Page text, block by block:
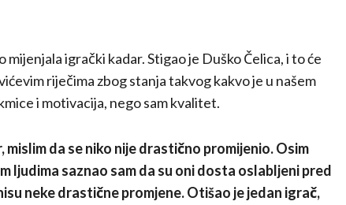
igrački kadar. Stigao je Duško Čelica, i to će
riječima zbog stanja takvog kakvo je u našem
i motivacija, nego sam kvalitet.
da se niko nije drastično promijenio. Osim
ljudima saznao sam da su oni dosta oslabljeni pred
neke drastične promjene. Otišao je jedan igrač,